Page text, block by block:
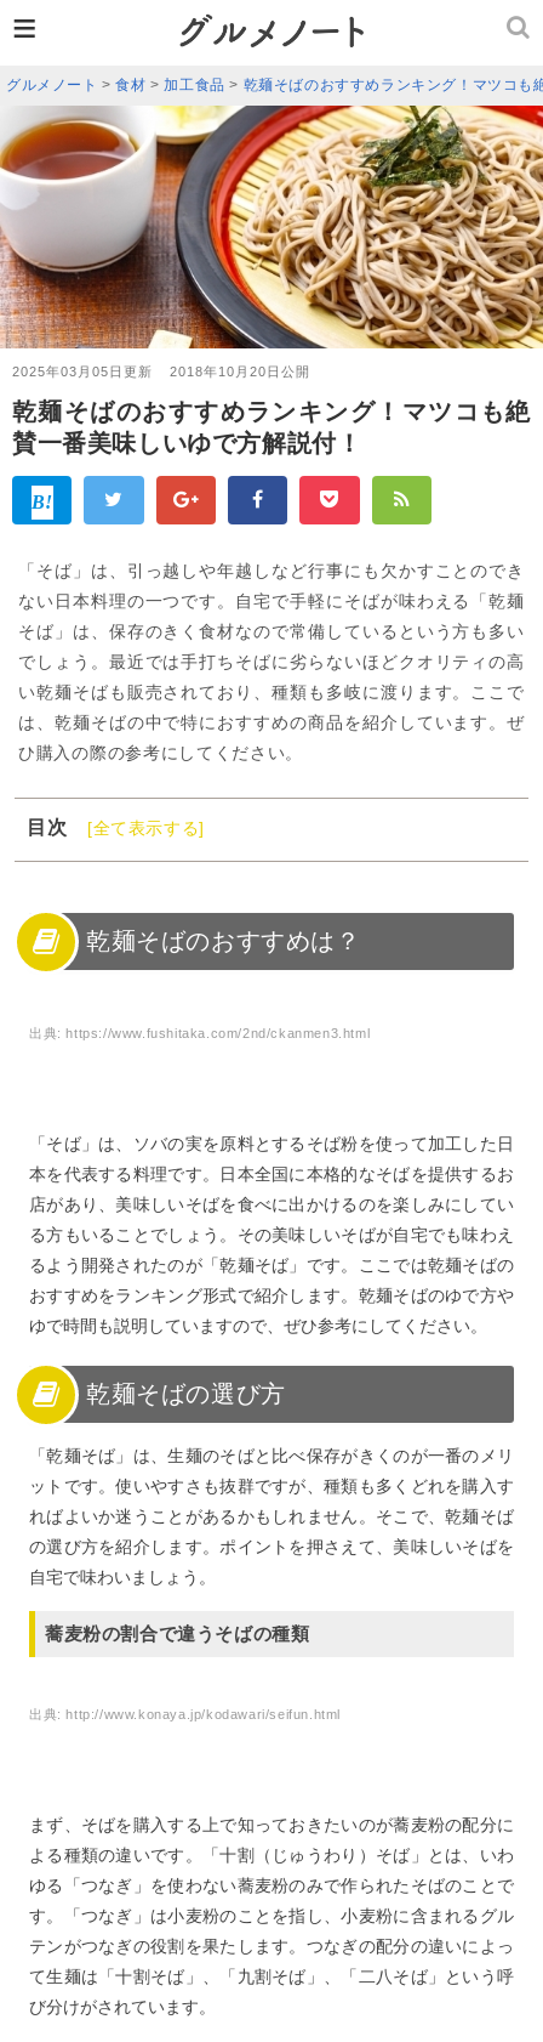
グルメノート >食材 >加工食品 > 乾麺そばのおすすめランキング！マツコも
2025年03月05日更新 2018年10月20日公開
乾麺そばのおすすめランキング！マツコも絶
賛一番美味しいゆで方解説付！
「そば」は、引っ越しや年越しなど行事にも欠かすことのでき
ない日本料理の一つです。自宅で手軽にそばが味わえる「乾麺
そば」は、保存のきく食材なので常備しているという方も多い
でしょう。最近では手打ちそばに劣らないほどクオリティの高
い乾麺そばも販売されており、種類も多岐に渡ります。ここで
は、乾麺そばの中で特におすすめの商品を紹介しています。ぜ
ひ購入の際の参考にしてください。
目次
[全て表示する]
1
乾麺そばのおすすめは？
3
乾麺そばおすすめランキングTOP10
4
乾麺を美味しくするゆで方
6
乾麵そばで作るそばレシピ
乾麺そばのおすすめは？
出典:https://www.fushitaka.com/2nd/ckanmen3.html
「そば」は、ソバの実を原料とするそば粉を使って加工した日
本を代表する料理です。日本全国に本格的なそばを提供するお
店があり、美味しいそばを食べに出かけるのを楽しみにしてい
る方もいることでしょう。その美味しいそばが自宅でも味わえ
るよう開発されたのが「乾麺そば」です。ここでは乾麺そばの
おすすめをランキング形式で紹介します。乾麺そばのゆで方や
ゆで時間も説明していますので、ぜひ参考にしてください。
乾麺そばの選び方
「乾麺そば」は、生麺のそばと比べ保存がきくのが一番のメリ
ットです。使いやすさも抜群ですが、種類も多くどれを購入す
ればよいか迷うことがあるかもしれません。そこで、乾麺そば
の選び方を紹介します。ポイントを押さえて、美味しいそばを
自宅で味わいましょう。
蕎麦粉の割合で違うそばの種類
出典:http://www.konaya.jp/kodawari/seifun.html
まず、そばを購入する上で知っておきたいのが蕎麦粉の配分に
よる種類の違いです。「十割（じゅうわり）そば」とは、いわ
ゆる「つなぎ」を使わない蕎麦粉のみで作られたそばのことで
す。「つなぎ」は小麦粉のことを指し、小麦粉に含まれるグル
テンがつなぎの役割を果たします。つなぎの配分の違いによっ
て生麺は「十割そば」、「九割そば」、「二八そば」という呼
び分けがされています。
≡